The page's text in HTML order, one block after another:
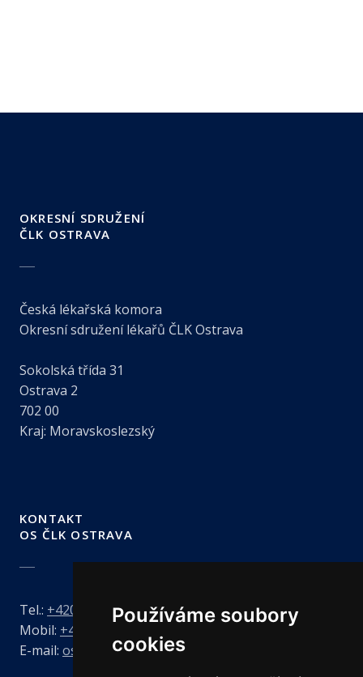
Používáme soubory
cookies
OKRESNÍ SDRUŽENÍ
ČLK OSTRAVA
Česká lékařská komora
Okresní sdružení lékařů ČLK Ostrava
Sokolská třída 31
Ostrava 2
702 00
Kraj: Moravskoslezský
KONTAKT
OS ČLK OSTRAVA
Tel.: +420 731 898 893
Mobil: +420 606 726 273
E-mail: ostrava@clkcr.cz